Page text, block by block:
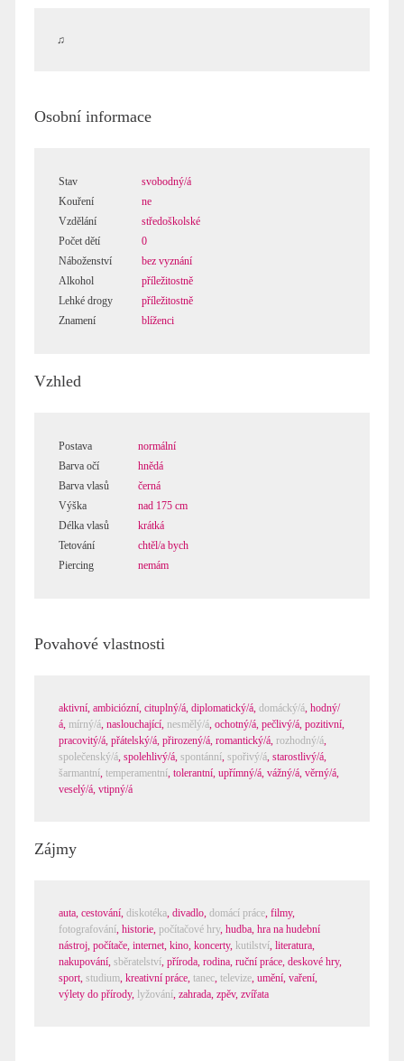
Polibky věčnosti
Le Saint-Graal
Na dobrou noc
♫
Osobní informace
Stav
svobodný/á
Kouření
ne
Vzdělání
středoškolské
Počet dětí
0
Náboženství
bez vyznání
Alkohol
příležitostně
Lehké drogy
příležitostně
Znamení
blíženci
Vzhled
Postava
normální
Barva očí
hnědá
Barva vlasů
černá
Výška
nad 175 cm
Délka vlasů
krátká
Tetování
chtěl/a bych
Piercing
nemám
Povahové vlastnosti
aktivní, ambiciózní, cituplný/á, diplomatický/á, domácký/á, hodný/
á, mírný/á, naslouchající, nesmělý/á, ochotný/á, pečlivý/á, pozitivní,
pracovitý/á, přátelský/á, přirozený/á, romantický/á, rozhodný/á,
společenský/á, spolehlivý/á, spontánní, spořivý/á, starostlivý/á,
šarmantní, temperamentní, tolerantní, upřímný/á, vážný/á, věrný/á,
veselý/á, vtipný/á
Zájmy
auta, cestování, diskotéka, divadlo, domácí práce, filmy,
fotografování, historie, počítačové hry, hudba, hra na hudební
nástroj, počítače, internet, kino, koncerty, kutilství, literatura,
nakupování, sběratelství, příroda, rodina, ruční práce, deskové hry,
sport, studium, kreativní práce, tanec, televize, umění, vaření,
výlety do přírody, lyžování, zahrada, zpěv, zvířata